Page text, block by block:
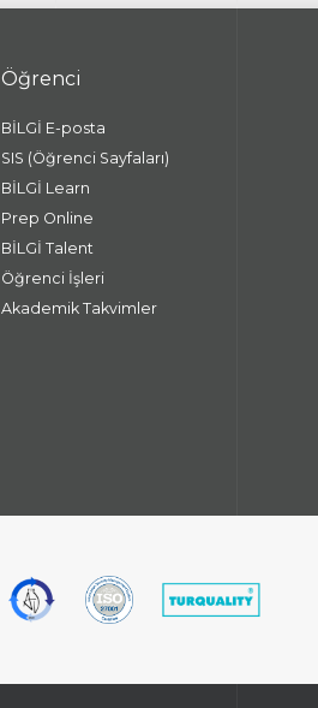
Öğrenci
BİLGİ E-posta
SIS (Öğrenci Sayfaları)
BİLGİ Learn
Prep Online
BİLGİ Talent
Öğrenci İşleri
Akademik Takvimler